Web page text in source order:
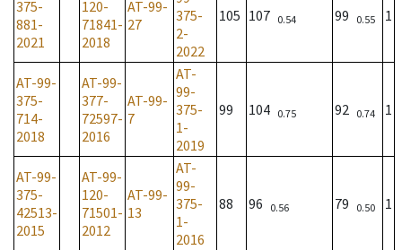
375-
881-
2021
120-
71841-
2018
AT-99-
27
375-
2-
2022
105 107 0.54 99 0.55 1
AT-99-
375-
714-
2018
AT-99-
377-
72597-
2016
AT-99-
7
AT-
99-
375-
1-
2019
99 104 0.75 92 0.74 1
AT-99-
375-
42513-
2015
AT-99-
120-
71501-
2012
AT-99-
13
AT-
99-
375-
1-
2016
88 96 0.56 79 0.50 1